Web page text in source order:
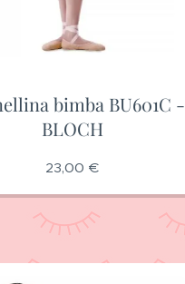
bimba BU601C -
BLOCH
23,00 €